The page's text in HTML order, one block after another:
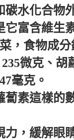
碳水化合物
它富含維生
，食物成
微克、胡
毫克。
蔔素這樣的
力，緩解眼